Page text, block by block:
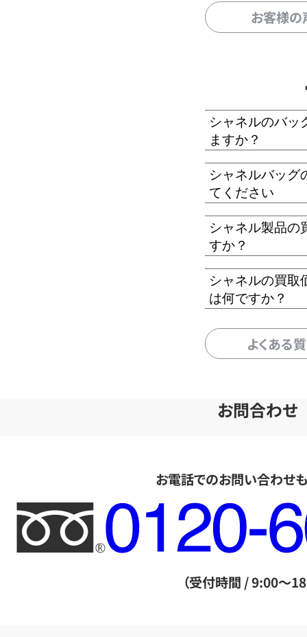
お客様
シャネルのバッ
ますか？
シャネルバッグ
てください
シャネル製品の
すか？
シャネルの買取
は何ですか？
よくある
お問合わせ
お電話でのお問い合わせ
フ
リ
ー
（受付時間 / 9:00～